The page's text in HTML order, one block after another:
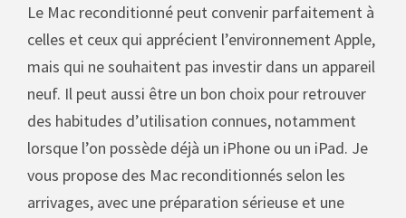
Le Mac reconditionné peut convenir parfaitement à
celles et ceux qui apprécient l’environnement Apple,
mais qui ne souhaitent pas investir dans un appareil
neuf. Il peut aussi être un bon choix pour retrouver
des habitudes d’utilisation connues, notamment
lorsque l’on possède déjà un iPhone ou un iPad. Je
vous propose des Mac reconditionnés selon les
arrivages, avec une préparation sérieuse et une